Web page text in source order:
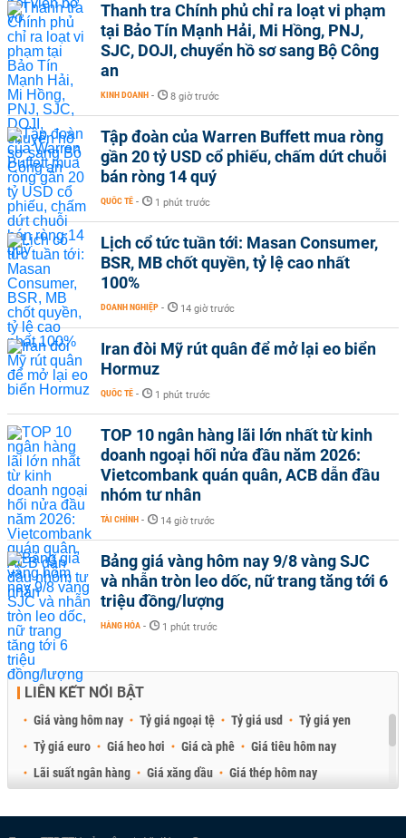
Thanh tra Chính phủ chỉ ra loạt vi phạm
tại Bảo Tín Mạnh Hải, Mi Hồng, PNJ,
SJC, DOJI, chuyển hồ sơ sang Bộ Công
an
KINH DOANH - 8 giờ trước
Tập đoàn của Warren Buffett mua ròng
gần 20 tỷ USD cổ phiếu, chấm dứt chuỗi
bán ròng 14 quý
QUỐC TẾ - 1 phút trước
Lịch cổ tức tuần tới: Masan Consumer,
BSR, MB chốt quyền, tỷ lệ cao nhất
100%
DOANH NGHIỆP - 14 giờ trước
Iran đòi Mỹ rút quân để mở lại eo biển
Hormuz
QUỐC TẾ - 1 phút trước
TOP 10 ngân hàng lãi lớn nhất từ kinh
doanh ngoại hối nửa đầu năm 2026:
Vietcombank quán quân, ACB dẫn đầu
nhóm tư nhân
TÀI CHÍNH - 14 giờ trước
Bảng giá vàng hôm nay 9/8 vàng SJC
và nhẫn tròn leo dốc, nữ trang tăng tới 6
triệu đồng/lượng
HÀNG HÓA - 1 phút trước
LIÊN KẾT NỔI BẬT
Giá vàng hôm nay Tỷ giá ngoại tệ Tỷ giá usd
Tỷ giá yen
Tỷ giá euro
Giá heo hơi Giá cà phê
Giá tiêu hôm nay
Lãi suất ngân hàng
Giá xăng dầu
Giá thép hôm nay